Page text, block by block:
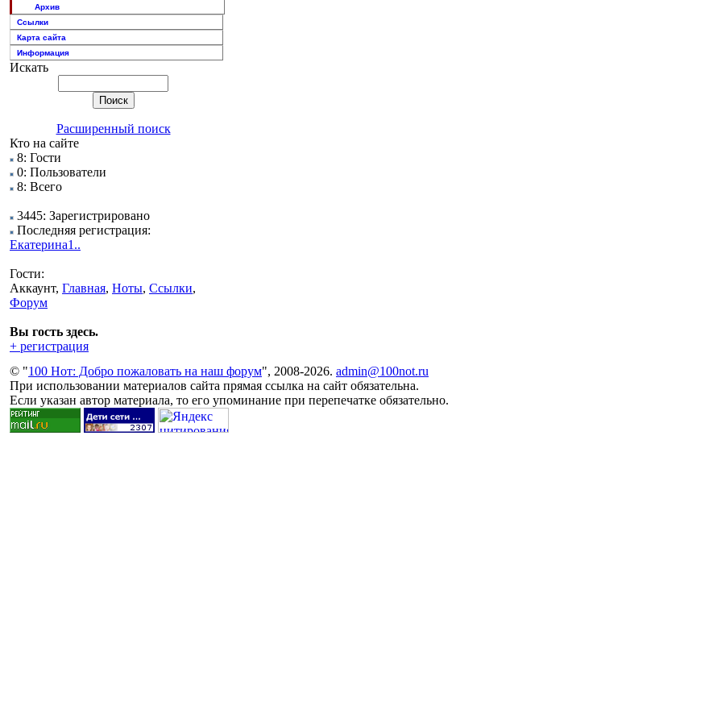
Архив
Ссылки
Карта сайта
Информация
Искать
Расширенный поиск
Кто на сайте
8: Гости
0: Пользователи
8: Всего
3445: Зарегистрировано
Последняя регистрация:
Екатерина1..
Гости:
Аккаунт, Главная, Ноты, Ссылки,
Форум
Вы гость здесь.
+ регистрация
© "100 Нот: Добро пожаловать на наш форум", 2008-2026. admin@100not.ru
При использовании материалов сайта прямая ссылка на сайт обязательна.
Если указан автор материала, то его упоминание при перепечатке обязательно.